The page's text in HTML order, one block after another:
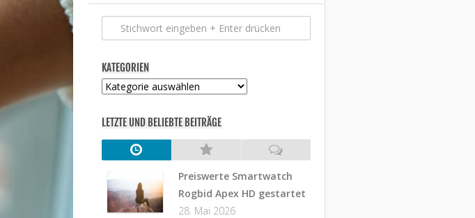
KATEGORIEN
Kategorien
LETZTE UND BELIEBTE BEITRÄGE
Preiswerte Smartwatch
Rogbid Apex HD gestartet
28. Mai 2026